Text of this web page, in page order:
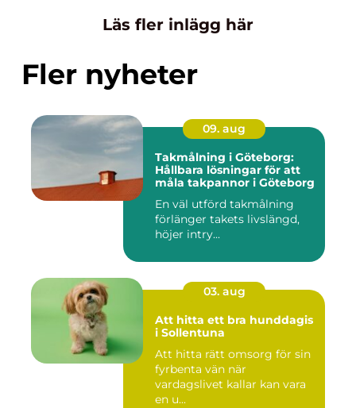
Läs fler inlägg här
Fler nyheter
09. aug
Takmålning i Göteborg:
Hållbara lösningar för att
måla takpannor i Göteborg
En väl utförd takmålning
förlänger takets livslängd,
höjer intry...
03. aug
Att hitta ett bra hunddagis
i Sollentuna
Att hitta rätt omsorg för sin
fyrbenta vän när
vardagslivet kallar kan vara
en u...